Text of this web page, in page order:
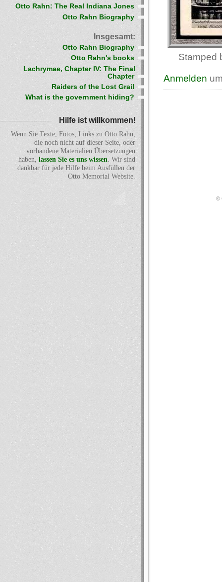
Stamped
Anmelden
Otto Rahn: The Real Indiana Jones
Otto Rahn Biography
Insgesamt:
Otto Rahn Biography
Otto Rahn's books
Lachrymae, Chapter IV: The Final
Chapter
Raiders of the Lost Grail
What is the government hiding?
Hilfe ist willkommen!
Wenn Sie Texte, Fotos, Links zu Otto Rahn,
die noch nicht auf dieser Seite, oder
vorhandene Materialien Übersetzungen
haben, lassen Sie es uns wissen. Wir sind
dankbar für jede Hilfe beim Ausfüllen der
Otto Memorial Website.
©